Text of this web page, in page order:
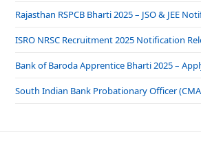
Rajasthan RSPCB Bharti 2025 – JSO & JEE
ISRO NRSC Recruitment 2025 Notification
Bank of Baroda Apprentice Bharti 2025 –
South Indian Bank Probationary Officer